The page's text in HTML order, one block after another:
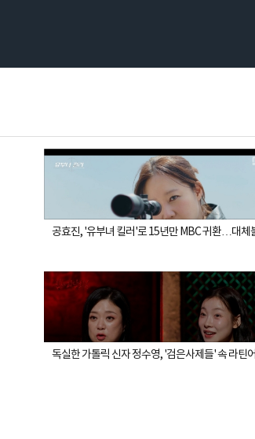
공효진, '유부녀 킬러'로 15년만 MBC 귀환…대체
독실한 가톨릭 신자 정수영, '검은사제들' 속 라틴